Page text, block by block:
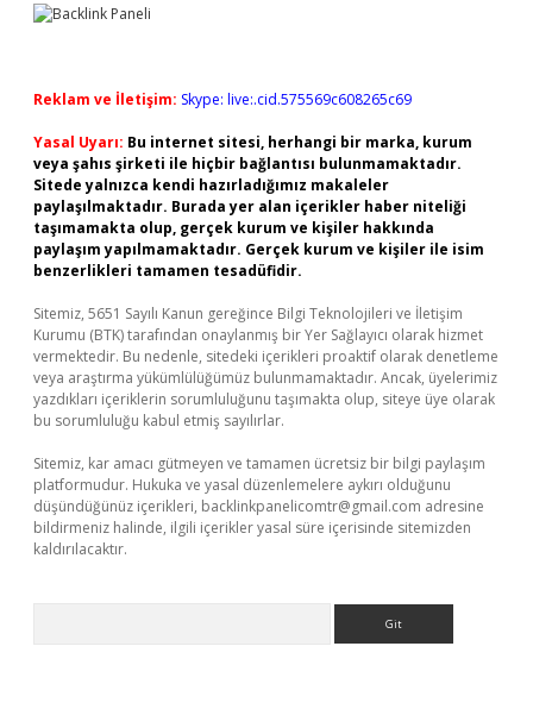
Reklam ve İletişim: Skype: live:.cid.575569c608265c69
Yasal Uyarı: Bu internet sitesi, herhangi bir marka, kurum
veya şahıs şirketi ile hiçbir bağlantısı bulunmamaktadır.
Sitede yalnızca kendi hazırladığımız makaleler
paylaşılmaktadır. Burada yer alan içerikler haber niteliği
taşımamakta olup, gerçek kurum ve kişiler hakkında
paylaşım yapılmamaktadır. Gerçek kurum ve kişiler ile isim
benzerlikleri tamamen tesadüfidir.
Sitemiz, 5651 Sayılı Kanun gereğince Bilgi Teknolojileri ve İletişim
Kurumu (BTK) tarafından onaylanmış bir Yer Sağlayıcı olarak hizmet
vermektedir. Bu nedenle, sitedeki içerikleri proaktif olarak denetleme
veya araştırma yükümlülüğümüz bulunmamaktadır. Ancak, üyelerimiz
yazdıkları içeriklerin sorumluluğunu taşımakta olup, siteye üye olarak
bu sorumluluğu kabul etmiş sayılırlar.
Sitemiz, kar amacı gütmeyen ve tamamen ücretsiz bir bilgi paylaşım
platformudur. Hukuka ve yasal düzenlemelere aykırı olduğunu
düşündüğünüz içerikleri, backlinkpanelicomtr@gmail.com adresine
bildirmeniz halinde, ilgili içerikler yasal süre içerisinde sitemizden
kaldırılacaktır.